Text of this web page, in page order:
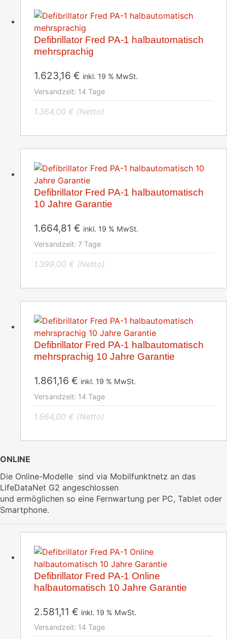
Defibrillator Fred PA-1 halbautomatisch
mehrsprachig
1.623,16 € inkl. 19 % MwSt.
Versandzeit: 14 Tage
1.364,00 € (Netto)
Defibrillator Fred PA-1 halbautomatisch
10 Jahre Garantie
1.664,81 € inkl. 19 % MwSt.
Versandzeit: 7 Tage
1.399,00 € (Netto)
Defibrillator Fred PA-1 halbautomatisch
mehrsprachig 10 Jahre Garantie
1.861,16 € inkl. 19 % MwSt.
Versandzeit: 14 Tage
1.564,00 € (Netto)
ONLINE
Die Online-Modelle sind via Mobilfunktnetz an das
LifeDataNet G2 angeschlossen
und ermöglichen so eine Fernwartung per PC, Tablet oder
Smartphone.
Defibrillator Fred PA-1 Online
halbautomatisch 10 Jahre Garantie
2.581,11 € inkl. 19 % MwSt.
Versandzeit: 14 Tage